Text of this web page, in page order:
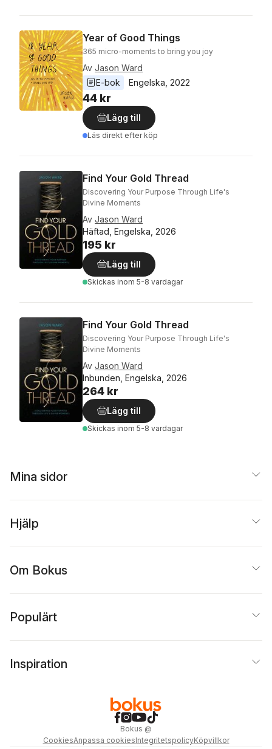
Year of Good Things
365 micro-moments to bring you joy
Av Jason Ward
E-bok
Engelska 2022
44 kr
Lägg till
Läs direkt efter köp
Find Your Gold Thread
Discovering Your Purpose Through Life's
Divine Moments
Av Jason Ward
Häftad, Engelska, 2026
195 kr
Lägg till
Skickas inom 5-8 vardagar
Find Your Gold Thread
Discovering Your Purpose Through Life's
Divine Moments
Av Jason Ward
Inbunden, Engelska, 2026
264 kr
Lägg till
Skickas inom 5-8 vardagar
Mina sidor
Hjälp
Om Bokus
Populärt
Inspiration
Bokus @
CookiesAnpassa cookiesIntegritetspolicyKöpvillkor